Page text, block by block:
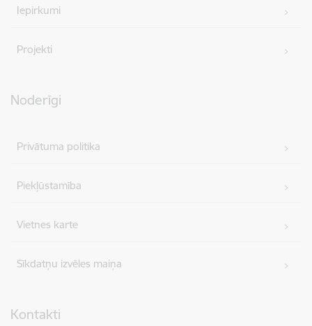
Iepirkumi
Projekti
Noderīgi
Privātuma politika
Piekļūstamība
Vietnes karte
Sīkdatņu izvēles maiņa
Kontakti